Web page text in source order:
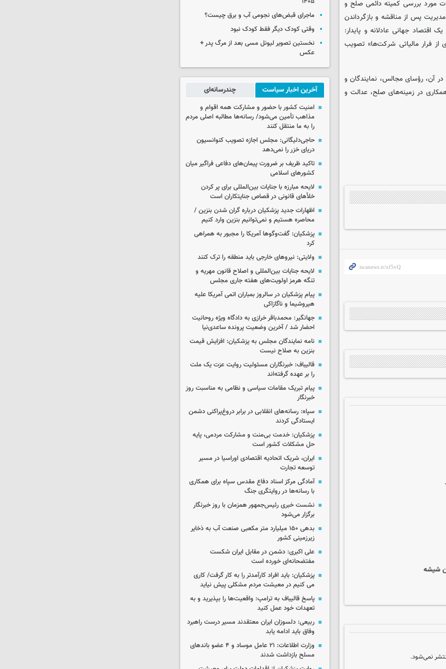
مورد بررسی کمیته دائمی صلح و
پس از مناقشه و بازگرداندن
اقتصاد جهانی عادلانه و پایدار:
از فرار مالیاتی شرکت‌ها» تصویب
آن، رؤسای مجالس، نمایندگان و
در زمینه‌های صلح، عدالت و
شیشه
نمی‌شود.
ماجرای قبض‌های نجومی آب و برق چیست؟
وقتی کودک دیگر فقط کودک نبود
نخستین تصویر لیونل مسی بعد از مرگ پدر +
عکس
آخرین اخبار سیاست چندرسانه‌ای
امنیت کشور با حضور و مشارکت همه اقوام و
مذاهب تأمین می‌شود/ رسانه‌ها مطالبه اصلی مردم
را به ما منتقل کنند
حاجی‌دلیگانی: مجلس اجازه تصویب کنوانسیون
دریای خزر را نمی‌دهد
تاکید ظریف بر ضرورت پیمان‌های دفاعی فراگیر میان
کشورهای اسلامی
لایحه مبارزه با جنایات بین‌المللی برای پر کردن
خلأهای قانونی در قصاص جنایتکاران است
اظهارات جدید پزشکیان درباره گران شدن بنزین /
محاصره هستیم و نمی‌توانیم بنزین وارد کنیم
پزشکیان: گفت‌وگوها آمریکا را مجبور به همراهی
کرد
ولایتی: نیروهای خارجی باید منطقه را ترک کنند
لایحه جنایات بین‌المللی و اصلاح قانون مهریه و
تنگه هرمز اولویت‌های هفته جاری مجلس
پیام پزشکیان در سالروز بمباران اتمی آمریکا علیه
هیروشیما و ناگازاکی
جهانگیر: محمدباقر خرازی به دادگاه ویژه روحانیت
احضار شد / آخرین وضعیت پرونده ساعدی‌نیا
نامه نمایندگان مجلس به پزشکیان: افزایش قیمت
بنزین به صلاح نیست
قالیباف: خبرنگاران مسئولیت روایت عزت یک ملت
را بر عهده گرفته‌اند
پیام تبریک مقامات سیاسی و نظامی به مناسبت روز
خبرنگار
سپاه: رسانه‌های انقلابی در برابر دروغ‌پراکنی دشمن
ایستادگی کردند
پزشکیان: خدمت بی‌منت و مشارکت مردمی، پایه
حل مشکلات کشور است
ایران، شریک اتحادیه اقتصادی اوراسیا در مسیر
توسعه تجارت
آمادگی مرکز اسناد دفاع مقدس سپاه برای همکاری
با رسانه‌ها در روایتگری جنگ
نشست خبری رئیس‌جمهور همزمان با روز خبرنگار
برگزار می‌شود
بدهی ۱۵۰ میلیارد متر مکعبی صنعت آب به ذخایر
زیرزمینی کشور
علی اکبری: دشمن در مقابل ایران شکست
مفتضحانه‌ای خورده است
پزشکیان: باید افراد کارآمدتر را به کار گرفت/ کاری
می کنیم در معیشت مردم مشکلی پیش نیاید
پاسخ قالیباف به ترامپ: واقعیت‌ها را بپذیرید و به
تعهدات خود عمل کنید
ربیعی: دلسوزان ایران معتقدند مسیر درست راهبرد
وفاق باید ادامه یابد
وزارت اطلاعات: ۲۱ عامل موساد و ۴ عضو باندهای
مسلح بازداشت شدند